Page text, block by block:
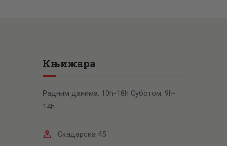
Књижара
Радним данима: 10h-18h Суботом: 9h-
14h
Скадарска 45